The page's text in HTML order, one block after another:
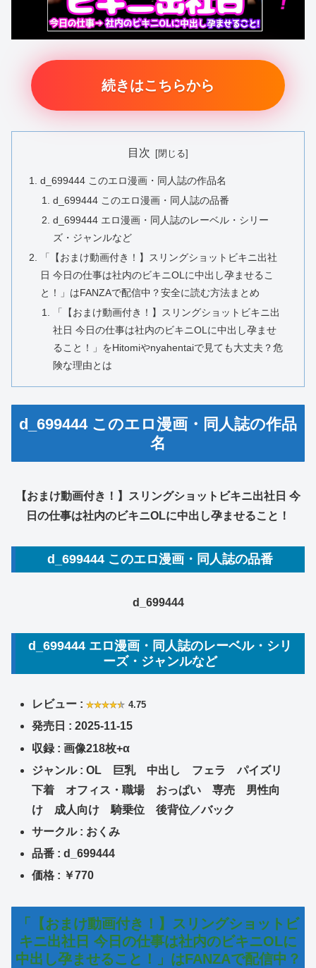
続きはこちらから
目次
d_699444 このエロ漫画・同人誌の作品名
d_699444 このエロ漫画・同人誌の品番
d_699444 エロ漫画・同人誌のレーベル・シリー
ズ・ジャンルなど
「【おまけ動画付き！】スリングショットビキニ出社
日 今日の仕事は社内のビキニOLに中出し孕ませるこ
と！」はFANZAで配信中？安全に読む方法まとめ
「【おまけ動画付き！】スリングショットビキニ出
社日 今日の仕事は社内のビキニOLに中出し孕ませ
ること！」をHitomiやnyahentaiで見ても大丈夫？危
険な理由とは
d_699444 このエロ漫画・同人誌の作品
名
【おまけ動画付き！】スリングショットビキニ出社日 今
日の仕事は社内のビキニOLに中出し孕ませること！
d_699444 このエロ漫画・同人誌の品番
d_699444
d_699444 エロ漫画・同人誌のレーベル・シリ
ーズ・ジャンルなど
レビュー : 4.75
発売日 : 2025-11-15
収録 : 画像218枚+α
ジャンル : OL 巨乳 中出し フェラ パイズリ
下着 オフィス・職場 おっぱい 専売 男性向
け 成人向け 騎乗位 後背位／バック
サークル : おくみ
品番 : d_699444
価格 : ￥770
「【おまけ動画付き！】スリングショットビ
キニ出社日 今日の仕事は社内のビキニOLに
中出し孕ませること！」はFANZAで配信中？